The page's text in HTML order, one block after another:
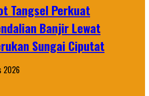
Tangsel Perkuat
Banjir Lewat
Sungai Ciputat
2026